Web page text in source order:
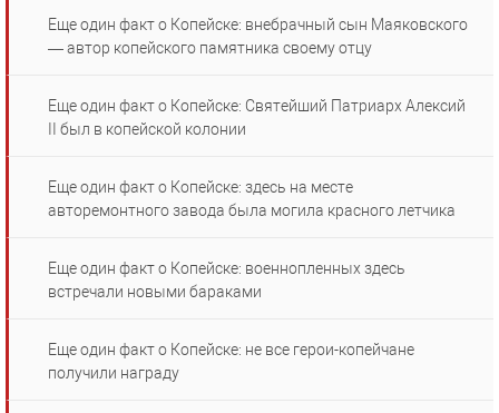
Еще один факт о Копейске: внебрачный сын Маяковского
— автор копейского памятника своему отцу
Еще один факт о Копейске: Святейший Патриарх Алексий
II был в копейской колонии
Еще один факт о Копейске: здесь на месте
авторемонтного завода была могила красного летчика
Еще один факт о Копейске: военнопленных здесь
встречали новыми бараками
Еще один факт о Копейске: не все герои-копейчане
получили награду